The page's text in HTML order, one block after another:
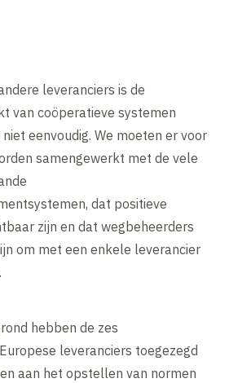
leveranciers is de
van coöperatieve systemen
eenvoudig. We moeten er voor
samengewerkt met de vele
dat positieve
zijn en dat wegbeheerders
om met een enkele leverancier
hebben de zes
leveranciers toegezegd
aan het opstellen van normen